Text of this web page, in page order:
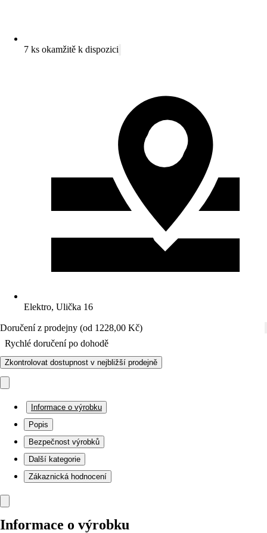
7 ks okamžitě k dispozici
Elektro, Ulička 16
Doručení z prodejny (od 1228,00 Kč)
Rychlé doručení po dohodě
Zkontrolovat dostupnost v nejbližší prodejně
Informace o výrobku
Popis
Bezpečnost výrobků
Další kategorie
Zákaznická hodnocení
Informace o výrobku